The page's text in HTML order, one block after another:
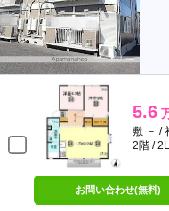
5.6
敷 － /
2階 /
お問い合わせ(無料)